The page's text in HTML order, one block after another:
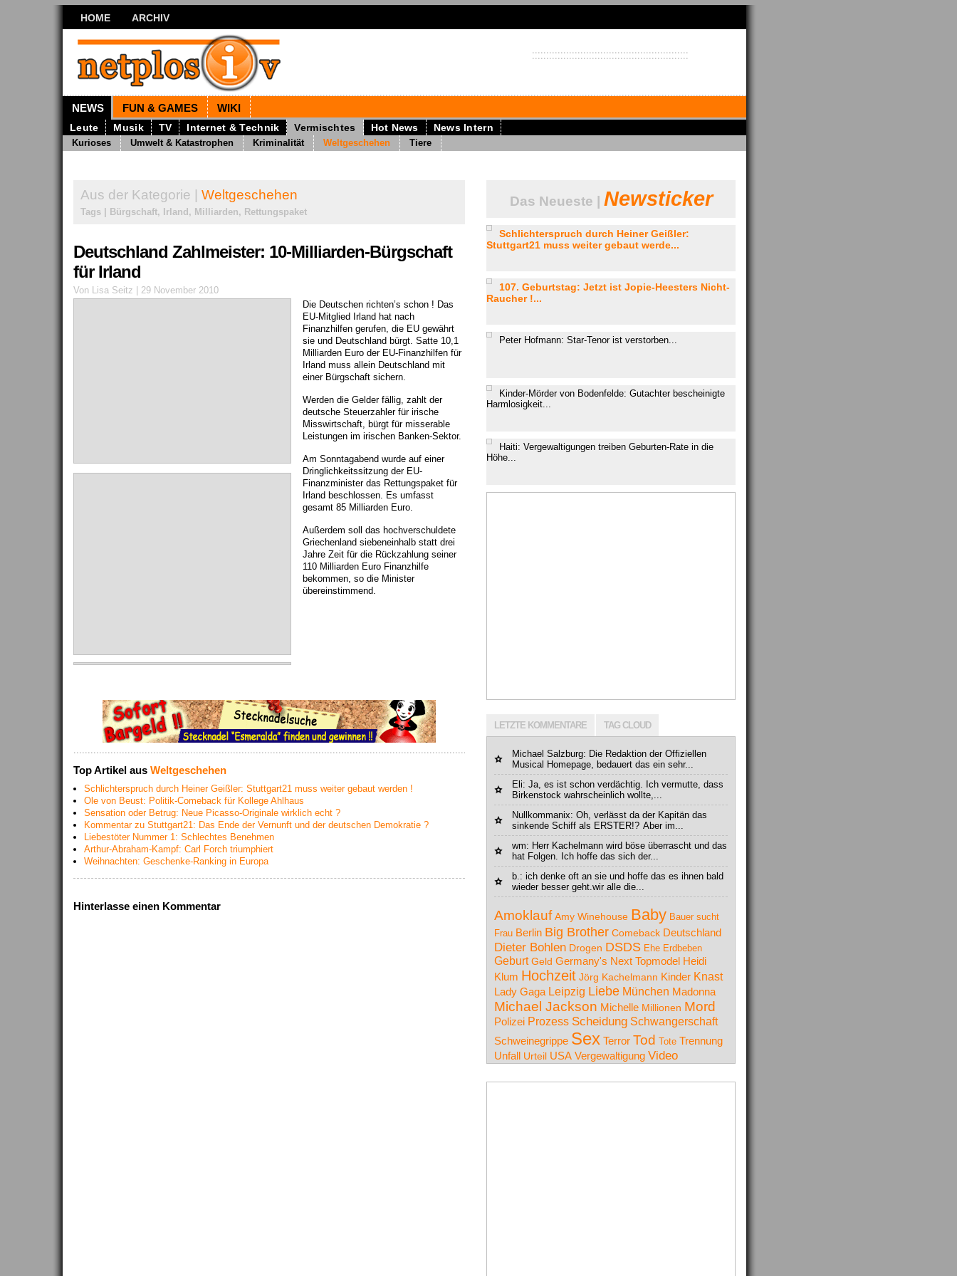
HOME ARCHIV
NEWS FUN & GAMES WIKI
Leute Musik TV Internet & Technik Vermischtes Hot News News Intern
Kurioses Umwelt & Katastrophen Kriminalität Weltgeschehen Tiere
Aus der Kategorie | Weltgeschehen
Tags | Bürgschaft, Irland, Milliarden, Rettungspaket
Deutschland Zahlmeister: 10-Milliarden-Bürgschaft
für Irland
Von Lisa Seitz | 29 November 2010
Die Deutschen richten’s schon ! Das
EU-Mitglied Irland hat nach
Finanzhilfen gerufen, die EU gewährt
sie und Deutschland bürgt. Satte 10,1
Milliarden Euro der EU-Finanzhilfen für
Irland muss allein Deutschland mit
einer Bürgschaft sichern.
Werden die Gelder fällig, zahlt der
deutsche Steuerzahler für irische
Misswirtschaft, bürgt für misserable
Leistungen im irischen Banken-Sektor.
Am Sonntagabend wurde auf einer
Dringlichkeitssitzung der EU-
Finanzminister das Rettungspaket für
Irland beschlossen. Es umfasst
gesamt 85 Milliarden Euro.
Außerdem soll das hochverschuldete
Griechenland siebeneinhalb statt drei
Jahre Zeit für die Rückzahlung seiner
110 Milliarden Euro Finanzhilfe
bekommen, so die Minister
übereinstimmend.
Top Artikel aus Weltgeschehen
Schlichterspruch durch Heiner Geißler: Stuttgart21 muss weiter gebaut werden !
Ole von Beust: Politik-Comeback für Kollege Ahlhaus
Sensation oder Betrug: Neue Picasso-Originale wirklich echt ?
Kommentar zu Stuttgart21: Das Ende der Vernunft und der deutschen Demokratie ?
Liebestöter Nummer 1: Schlechtes Benehmen
Arthur-Abraham-Kampf: Carl Forch triumphiert
Weihnachten: Geschenke-Ranking in Europa
Hinterlasse einen Kommentar
Das Neueste | Newsticker
Schlichterspruch durch Heiner Geißler:
Stuttgart21 muss weiter gebaut werde...
107. Geburtstag: Jetzt ist Jopie-Heesters Nicht-
Raucher !...
Peter Hofmann: Star-Tenor ist verstorben...
Kinder-Mörder von Bodenfelde: Gutachter bescheinigte
Harmlosigkeit...
Haiti: Vergewaltigungen treiben Geburten-Rate in die
Höhe...
LETZTE KOMMENTARE TAG CLOUD
Michael Salzburg: Die Redaktion der Offiziellen
Musical Homepage, bedauert das ein sehr...
Eli: Ja, es ist schon verdächtig. Ich vermutte, dass
Birkenstock wahrscheinlich wollte,...
Nullkommanix: Oh, verlässt da der Kapitän das
sinkende Schiff als ERSTER!? Aber im...
wm: Herr Kachelmann wird böse überrascht und das
hat Folgen. Ich hoffe das sich der...
b.: ich denke oft an sie und hoffe das es ihnen bald
wieder besser geht.wir alle die...
Amoklauf Amy Winehouse Baby Bauer sucht
Frau Berlin Big Brother Comeback Deutschland
Dieter Bohlen Drogen DSDS Ehe Erdbeben
Geburt Geld Germany's Next Topmodel Heidi
Klum Hochzeit Jörg Kachelmann Kinder Knast
Lady Gaga Leipzig Liebe München Madonna
Michael Jackson Michelle Millionen Mord
Polizei Prozess Scheidung Schwangerschaft
Schweinegrippe Sex Terror Tod Tote Trennung
Unfall Urteil USA Vergewaltigung Video